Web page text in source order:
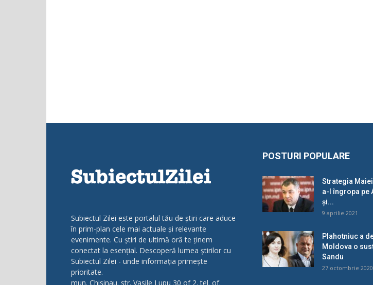
Subiectul Zilei este portalul tău de știri care aduce
în prim-plan cele mai actuale și relevante
evenimente. Cu știri de ultimă oră te ținem
conectat la esențial. Descoperă lumea știrilor cu
Subiectul Zilei - unde informația primește
prioritate.
mun. Chisinau. str. Vasile Lupu 30 of 2. tel. of.
POSTURI POPULARE
Strategia
a-l îngropa pe
și...
9 aprilie 2021
Plahotniuc a
Moldova o
Sandu
27 octombrie 2020